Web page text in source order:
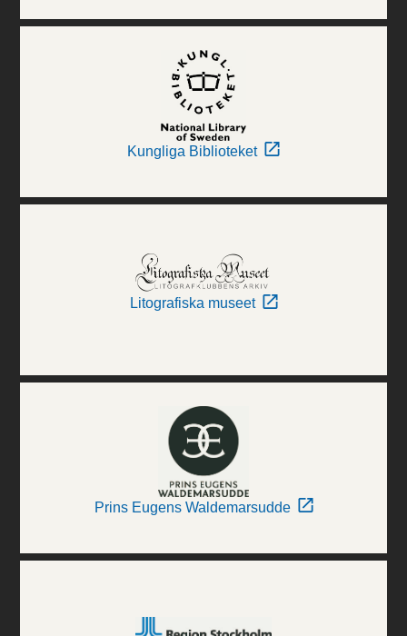
Kungliga Biblioteket
Litografiska museet
Prins Eugens Waldemarsudde